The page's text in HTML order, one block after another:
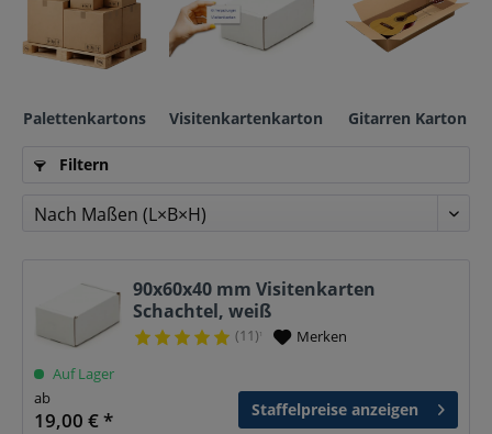
Palettenkartons Visitenkartenkarton Gitarren Karton
Filtern
90x60x40 mm Visitenkarten
Schachtel, weiß
(11)¹ Merken
Auf Lager
ab
19,00 € * Staffelpreise anzeigen